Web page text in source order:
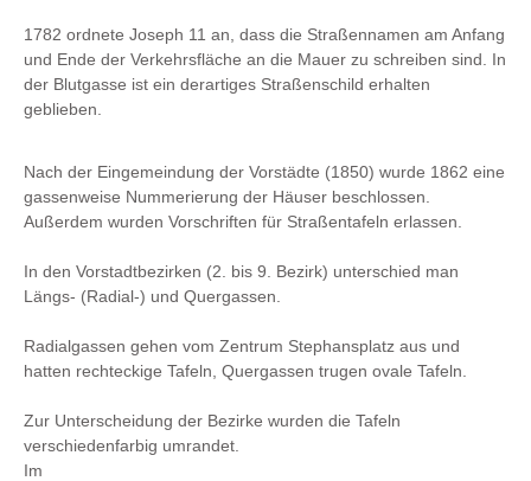
1782 ordnete Joseph 11 an, dass die Straßennamen am Anfang
und Ende der Verkehrsfläche an die Mauer zu schreiben sind. In
der Blutgasse ist ein derartiges Straßenschild erhalten
geblieben.
Nach der Eingemeindung der Vorstädte (1850) wurde 1862 eine
gassenweise Nummerierung der Häuser beschlossen.
Außerdem wurden Vorschriften für Straßentafeln erlassen.
In den Vorstadtbezirken (2. bis 9. Bezirk) unterschied man
Längs- (Radial-) und Quergassen.
Radialgassen gehen vom Zentrum Stephansplatz aus und
hatten rechteckige Tafeln, Quergassen trugen ovale Tafeln.
Zur Unterscheidung der Bezirke wurden die Tafeln
verschiedenfarbig umrandet.
Im